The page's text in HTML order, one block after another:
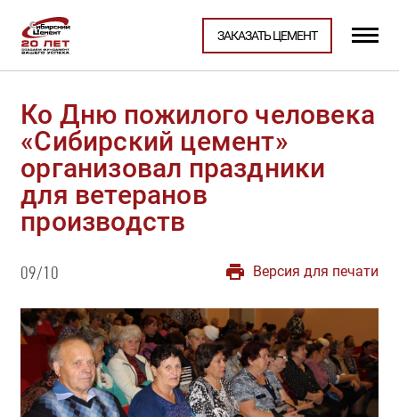
ЗАКАЗАТЬ ЦЕМЕНТ
Ко Дню пожилого человека
«Сибирский цемент»
организовал праздники
для ветеранов
производств
09/10 Версия для печати